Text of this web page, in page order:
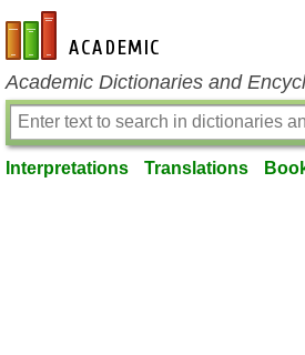
en-academic.com
Academic Dictionaries and
Interpretations Translations